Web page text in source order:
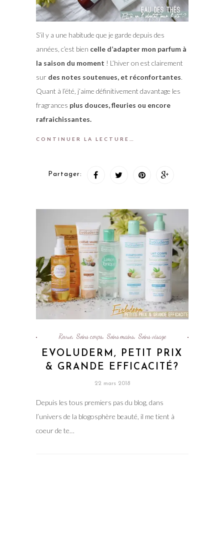
S’il y a une habitude que je garde depuis des
années, c’est bien celle d’adapter mon parfum à
la saison du moment ! L’hiver on est clairement
sur des notes soutenues, et réconfortantes.
Quant à l’été, j’aime définitivement davantage les
fragrances plus douces, fleuries ou encore
rafraichissantes.
CONTINUER LA LECTURE…
Partager:
Revue, Soins corps, Soins mains, Soins visage
EVOLUDERM, PETIT PRIX
& GRANDE EFFICACITÉ?
22 mars 2018
Depuis les tous premiers pas du blog, dans
l’univers de la blogosphère beauté, il me tient à
coeur de te…